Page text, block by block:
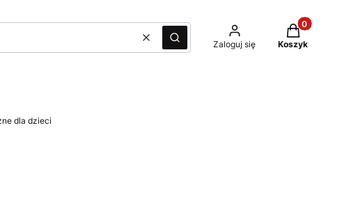
WyczyśćSzukaj Zaloguj się
Produkty w
Koszyk
dla dzieci